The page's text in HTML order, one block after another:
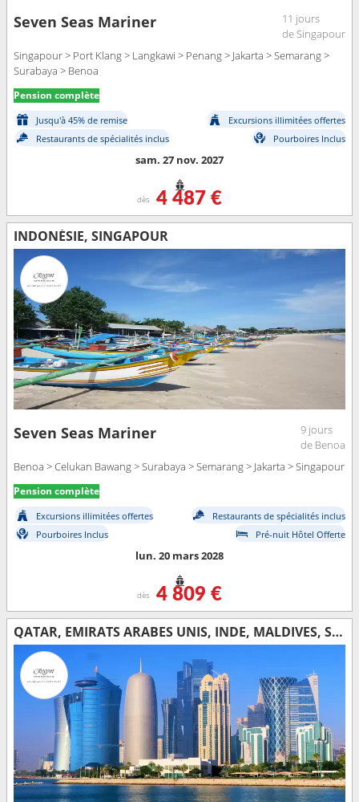
Seven Seas Mariner
11 jours
de Singapour
Singapour > Port Klang > Langkawi > Penang > Jakarta > Semarang >
Surabaya > Benoa
Pension complète
Jusqu'à 45% de remise
Excursions illimitées offertes
Restaurants de spécialités inclus
Pourboires Inclus
sam. 27 nov. 2027
dès 4 487 €
INDONÉSIE, SINGAPOUR
Seven Seas Mariner
9 jours
de Benoa
Benoa > Celukan Bawang > Surabaya > Semarang > Jakarta > Singapour
Pension complète
Excursions illimitées offertes
Restaurants de spécialités inclus
Pourboires Inclus
Pré-nuit Hôtel Offerte
lun. 20 mars 2028
dès 4 809 €
QATAR, EMIRATS ARABES UNIS, INDE, MALDIVES, SRI LANKA, THAÏLANDE, SINGAPOUR